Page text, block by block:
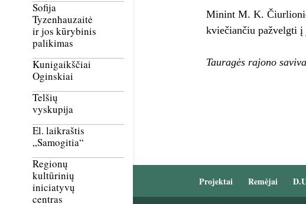
Sofija
Tyzenhauzaitė
ir jos kūrybinis
palikimas
Kunigaikščiai
Oginskiai
Telšių
vyskupija
El. laikraštis
„Samogitia“
Regionų
kultūrinių
iniciatyvų
centras
Minint M. K.
kviečiančiu pažvelgti
Tauragės rajono
Projektai Remėjai